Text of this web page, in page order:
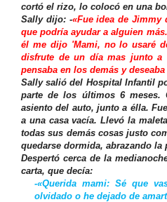
cortó el rizo, lo colocó en una
Sally dijo: -«Fue idea de
que podría ayudar a alguien
él me dijo 'Mami, no lo usaré
disfrute de un día mas junto a
pensaba en los demás y
Sally salió del Hospital Infantil
parte de los últimos 6 meses.
asiento del auto, junto a élla.
a una casa vacía. Llevó la
todas sus demás cosas justo
quedarse dormida, abrazando la
Despertó cerca de la
carta, que decía:
-«Querida mami: Sé que
olvidado o he dejado de